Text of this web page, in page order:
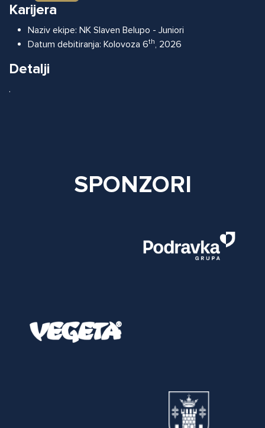
Karijera
Naziv ekipe: NK Slaven Belupo - Juniori
Datum debitiranja: Kolovoza 6th, 2026
Detalji
.
SPONZORI